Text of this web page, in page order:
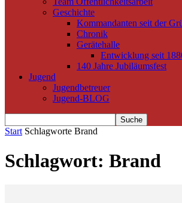
Geschichte
Kommandanten seit der
Chronik
Gerätehalle
Entwicklung seit
140 Jahre Jubiläumsfest
Jugend
Jugendbetreuer
Jugend-BLOG
Start Schlagworte Brand
Schlagwort: Brand